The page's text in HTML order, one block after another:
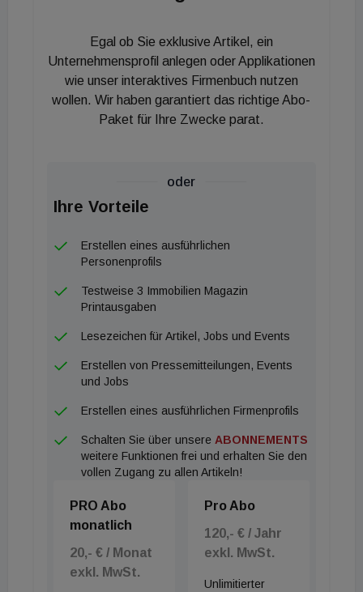
Strabag weiter stärken", freut sich Marianne Jakl
auf die Aufgabe
Egal ob Sie exklusive Artikel, ein
Unternehmensprofil anlegen oder Applikationen
wie unser interaktives Firmenbuch nutzen
wollen. Wir haben garantiert das richtige Abo-
Paket für Ihre Zwecke parat.
oder
Ihre Vorteile
Erstellen eines ausführlichen
Personenprofils
Testweise 3 Immobilien Magazin
Printausgaben
Lesezeichen für Artikel, Jobs und Events
Erstellen von Pressemitteilungen, Events
und Jobs
Erstellen eines ausführlichen Firmenprofils
Schalten Sie über unsere ABONNEMENTS
weitere Funktionen frei und erhalten Sie den
vollen Zugang zu allen Artikeln!
PRO Abo
monatlich
20,- € / Monat
exkl. MwSt.
Pro Abo
120,- € / Jahr
exkl. MwSt.
Unlimitierter